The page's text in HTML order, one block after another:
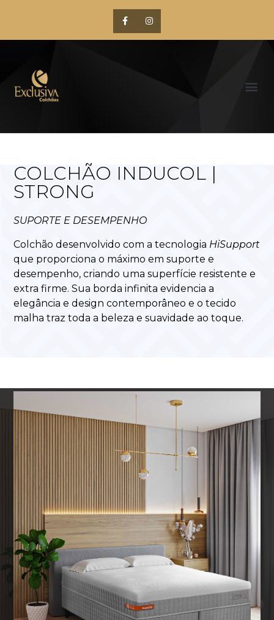
COLCHÃO INDUCOL |
STRONG
SUPORTE E DESEMPENHO
Colchão desenvolvido com a tecnologia HiSupport
que proporciona o máximo em suporte e
desempenho, criando uma superfície resistente e
extra firme. Sua borda infinita evidencia a
elegância e design contemporâneo e o tecido
malha traz toda a beleza e suavidade ao toque.